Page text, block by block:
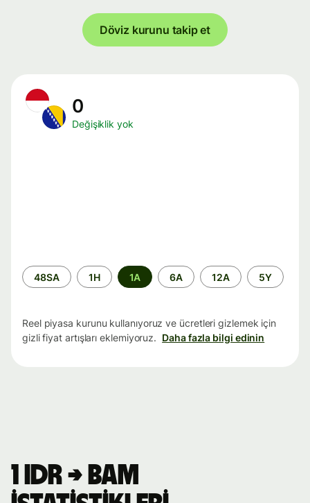
Döviz kurunu takip et
0
Değişiklik yok
Zaman
aralığı
48SA 1H 1A 6A 12A 5Y
Reel piyasa kurunu kullanıyoruz ve ücretleri gizlemek için
gizli fiyat artışları eklemiyoruz. Daha fazla bilgi edinin
1 IDR → BAM